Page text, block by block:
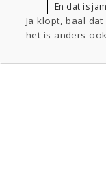
En dat is
Ja klopt, baal
het is anders